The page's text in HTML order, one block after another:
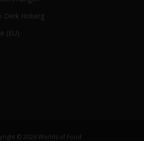
Derk Hoberg
(EU)
© 2026 Worlds of Food